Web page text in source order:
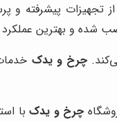
از تجهیزات
شده و بهترین عملکرد
چرخ و یدک
چرخ و یدکبا